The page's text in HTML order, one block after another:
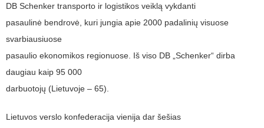
DB Schenker transporto ir logistikos veiklą vykdanti
pasaulinė bendrovė, kuri jungia apie 2000 padalinių visuose
svarbiausiuose
pasaulio ekonomikos regionuose. Iš viso DB „Schenker“ dirba
daugiau kaip 95 000
darbuotojų (Lietuvoje – 65).
Lietuvos verslo konfederacija vienija dar šešias